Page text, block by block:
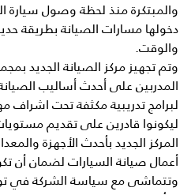
والمبتكرة منذ لحظة وصول سيارة
دخولها مسارات الصيانة بطريقة
والوقت.
وتم تجهيز مركز الصيانة الجديد
المدربين على أحدث أساليب
لبرامج تدريبية مكثفة تحت
ليكونوا قادرين على تقديم
المركز الجديد بأحدث الأجهزة
أعمال صيانة السيارات لضمان أن
وتتماشى مع سياسة الشركة في